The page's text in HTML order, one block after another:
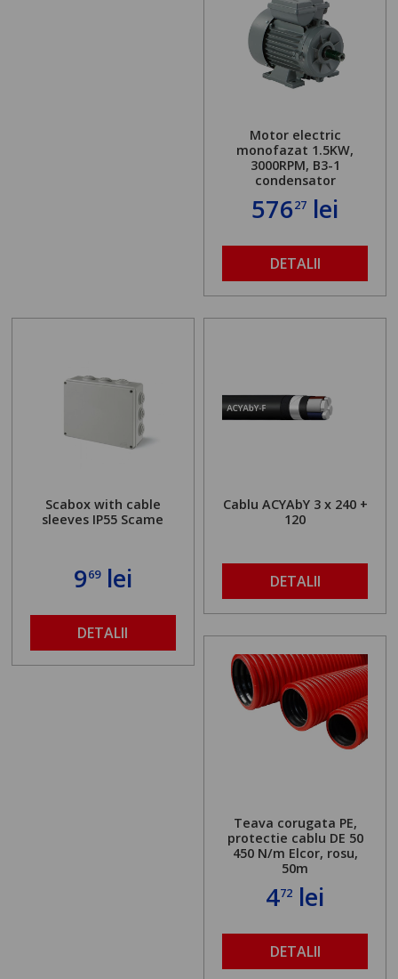
Motor electric
monofazat 1.5KW,
3000RPM, B3-1
condensator
57627 lei
DETALII
Scabox with cable
sleeves IP55 Scame
969lei
DETALII
Cablu ACYAbY 3 x 240 +
120
DETALII
Teava corugata PE,
protectie cablu DE 50
450 N/m Elcor, rosu,
50m
472 lei
DETALII